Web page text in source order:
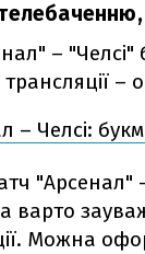
–
– о
– Челсі:
"Арсенал"
варто
Можна